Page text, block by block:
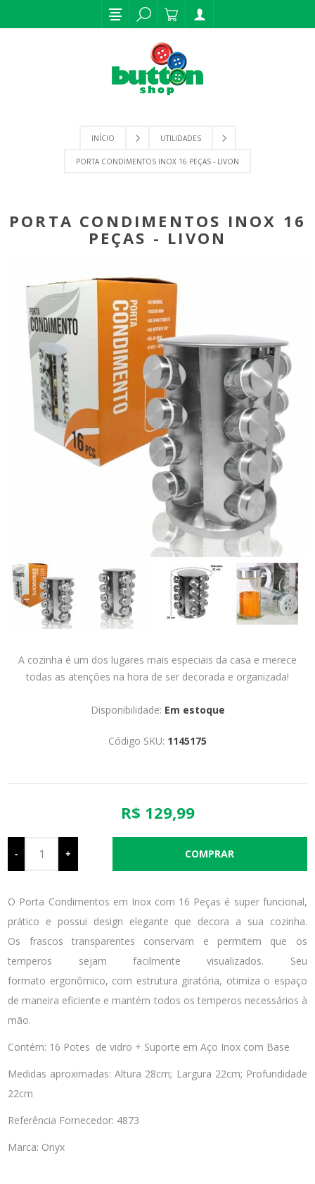
INÍCIO UTILIDADES
PORTA CONDIMENTOS INOX 16 PEÇAS - LIVON
PORTA CONDIMENTOS INOX 16
PEÇAS - LIVON
A cozinha é um dos lugares mais especiais da casa e merece
todas as atenções na hora de ser decorada e organizada!
Disponibilidade: Em estoque
Código SKU: 1145175
R$ 129,99
- +
O Porta Condimentos em Inox com 16 Peças é super funcional,
prático e possui design elegante que decora a sua cozinha.
Os frascos transparentes conservam e permitem que os
temperos sejam facilmente visualizados. Seu
formato ergonômico, com estrutura giratória, otimiza o espaço
de maneira eficiente e mantém todos os temperos necessários à
mão.
Contém: 16 Potes de vidro + Suporte em Aço Inox com Base
Medidas aproximadas: Altura 28cm; Largura 22cm; Profundidade
22cm
Referência Fornecedor: 4873
Marca: Onyx